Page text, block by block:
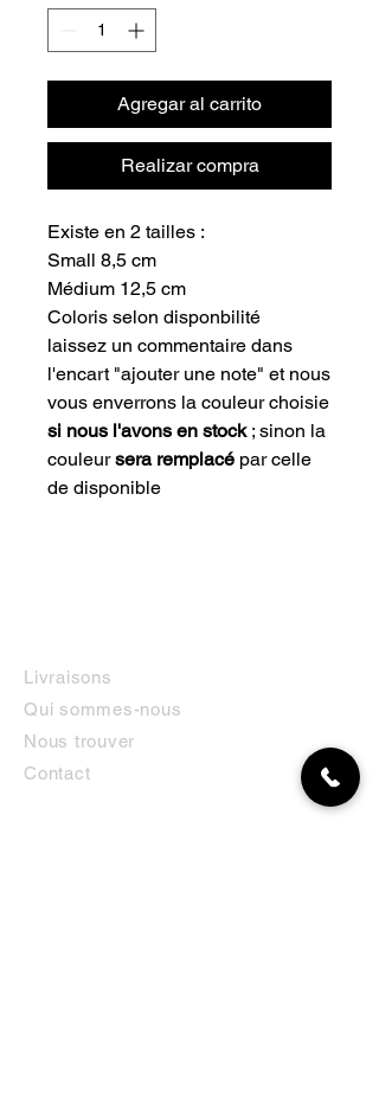
Agregar al carrito
Realizar compra
Existe en 2 tailles :
Small 8,5 cm
Médium 12,5 cm
Coloris selon disponbilité
laissez un commentaire dans
l'encart "ajouter une note" et nous
vous enverrons la couleur choisie
si nous l'avons en stock ; sinon la
couleursera remplacé par celle
de disponible
Livraisons
Qui sommes-nous
Nous trouver
Contact